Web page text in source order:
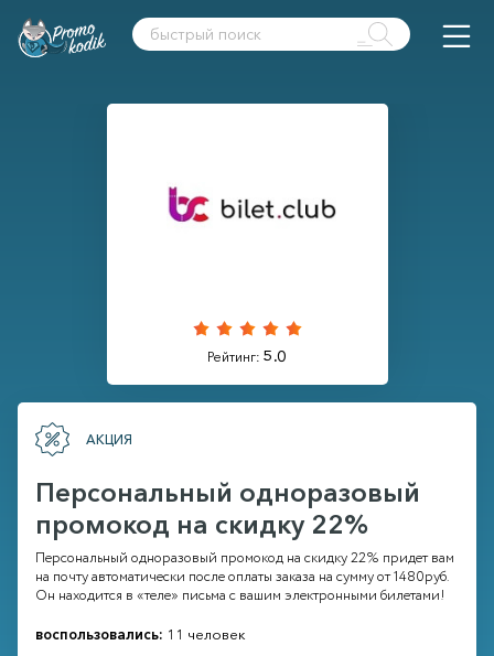
Рейтинг: 5.0
АКЦИЯ
Персональный одноразовый
промокод на скидку 22%
Персональный одноразовый промокод на скидку 22% придет вам
на почту автоматически после оплаты заказа на сумму от 1480руб.
Он находится в «теле» письма с вашим электронными билетами!
воспользовались: 11 человек